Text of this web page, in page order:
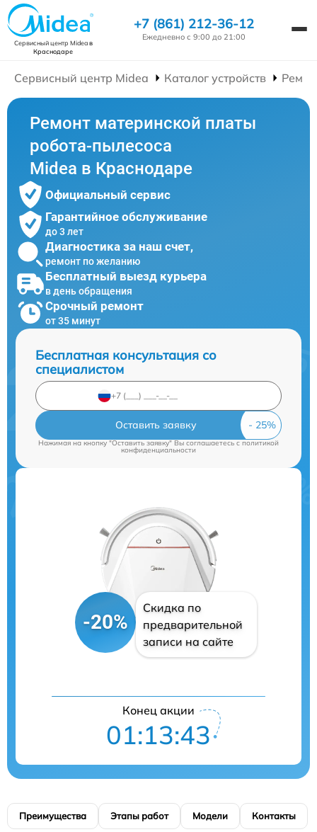
Сервисный центр Mideaв
Краснодаре
+7 (861) 212-36-12
Ежедневно с 9:00 до 21:00
Сервисный центр Midea Каталог устройств
Ремонт материнской платы
робота-пылесоса
Midea в Краснодаре
Официальный сервис
Гарантийное обслуживание
до 3 лет
Диагностика за наш счет,
ремонт по желанию
Бесплатный выезд курьера
в день обращения
Срочный ремонт
от 35 минут
Бесплатная консультация со
специалистом
Оставить заявку
Нажимая на кнопку "Оставить заявку" Вы соглашаетесь cполитикой
конфиденциальности
-20%
Скидка по
предварительной
записи на сайте
Конец акции
01:13:42
Преимущества Этапы работ Модели Контакты